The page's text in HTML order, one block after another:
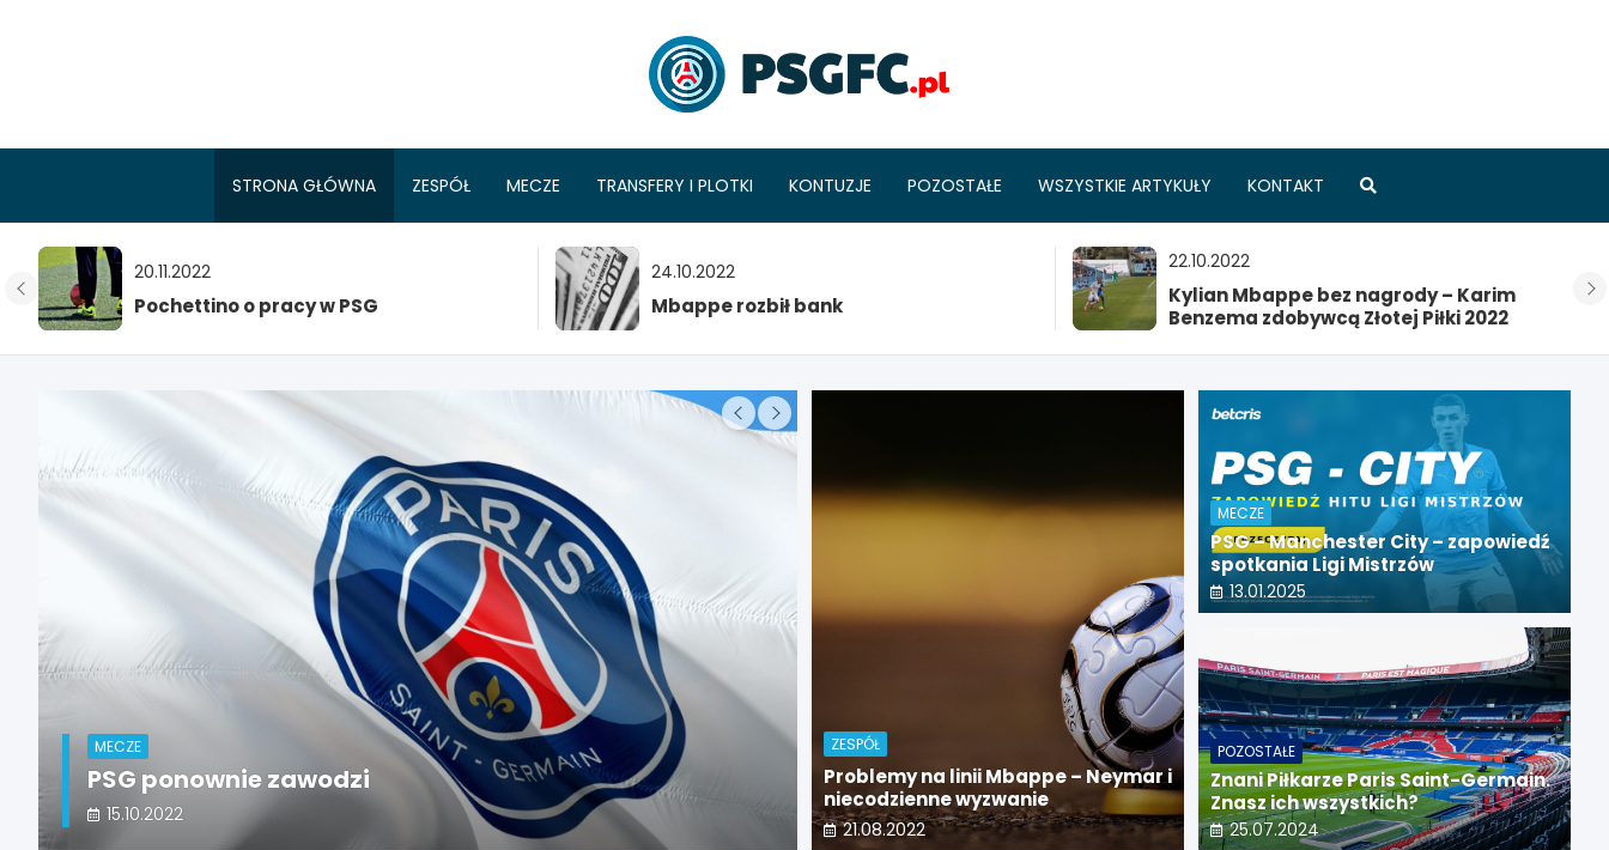
STRONA GŁÓWNA ZESPÓŁ MECZE TRANSFERY I PLOTKI KONTUZJE POZOSTAŁE WSZYSTKIE ARTYKUŁY KONTAKT
20.11.2022
Pochettino o pracy w PSG
24.10.2022
Mbappe rozbił bank
22.10.2022
Kylian Mbappe bez nagrody – Karim
Benzema zdobywcą Złotej Piłki 2022
MECZE
PSG ponownie zawodzi
15.10.2022
KONTUZJE
PSG zatrzymane w Lidze Mistrzów
08.10.2022
ZESPÓŁ
Problemy na linii Mbappe – Neymar i
niecodzienne wyzwanie
21.08.2022
MECZE
PSG – Manchester City – zapowiedź
spotkania Ligi Mistrzów
13.01.2025
POZOSTAŁE
Znani Piłkarze Paris Saint-Germain.
Znasz ich wszystkich?
25.07.2024